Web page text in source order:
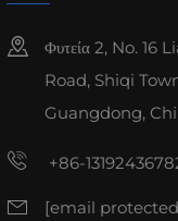
Φυτεία 2, No. 16
Road, Shiqi
Guangdong,
+86-
[email